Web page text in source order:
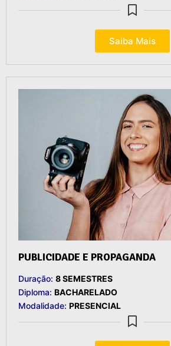
Saiba Mais
PUBLICIDADE E PROPAGANDA
Duração: 8 SEMESTRES
Diploma: BACHARELADO
Modalidade: PRESENCIAL